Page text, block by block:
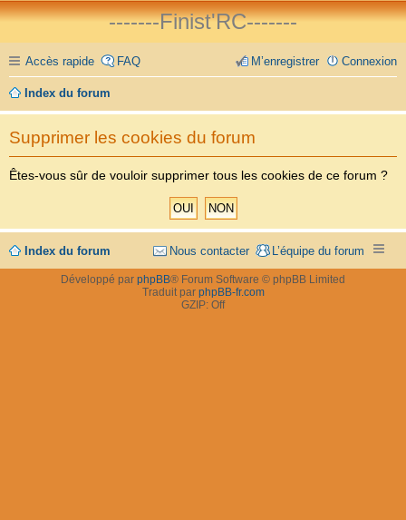
-------Finist'RC-------
Accès rapide FAQ Connexion
M’enregistrer
Index du forum
Supprimer les cookies du forum
Êtes-vous sûr de vouloir supprimer tous les cookies de ce forum ?
Index du forum L’équipe du forum
Nous contacter
Développé par phpBB® Forum Software © phpBB Limited
Traduit par phpBB-fr.com
GZIP: Off